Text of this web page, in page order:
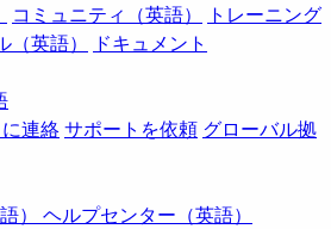
コミュニティ（英語）
トレーニング
英語）
ドキュメント
連絡サポートを依頼 グローバル拠
） ヘルプセンター（英語）